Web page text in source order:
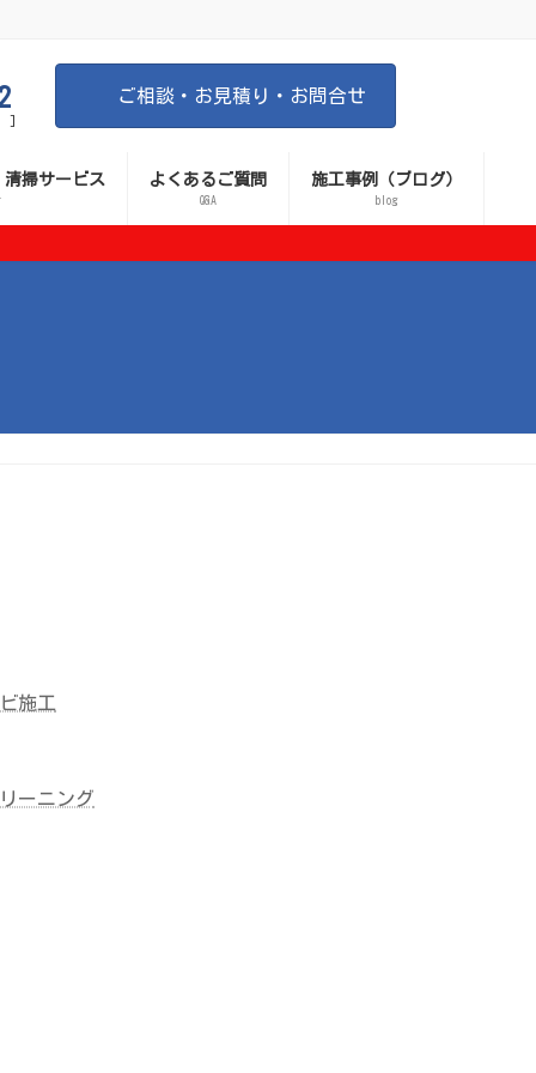
]
ご相談・お見積り・お問合せ
掃サービス よくあるご質問
Q&A
施工事例（ブログ）
blog
施工
ーニング